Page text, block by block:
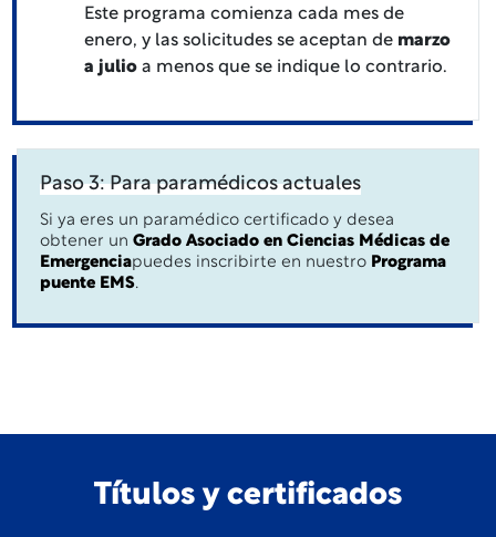
Este programa comienza cada mes de
enero, y las solicitudes se aceptan de marzo
a julio a menos que se indique lo contrario.
Paso 3: Para paramédicos actuales
Si ya eres un paramédico certificado y desea
obtener un Grado Asociado en Ciencias Médicas de
Emergenciapuedes inscribirte en nuestro Programa
puente EMS.
Títulos y certificados